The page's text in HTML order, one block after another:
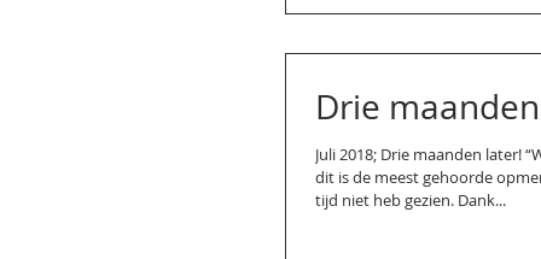
Drie
Juli 2018; Drie maanden later!
dit is de meest gehoorde
tijd niet heb gezien. Dank...